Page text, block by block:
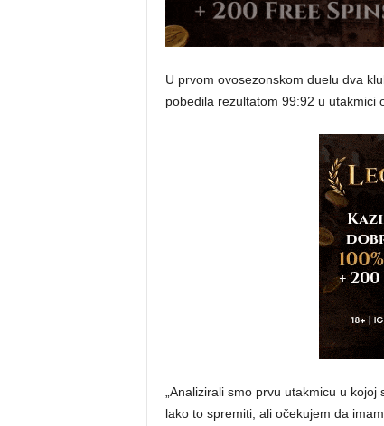
U prvom ovosezonskom duelu dva
pobedila rezultatom 99:92 u utakmici
„Analizirali smo prvu utakmicu u
lako to spremiti, ali očekujem da